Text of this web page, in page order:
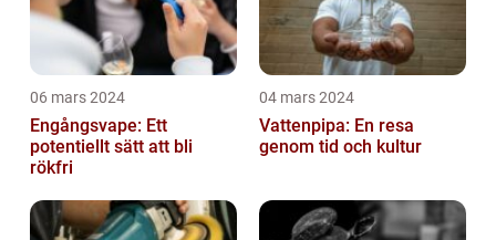
06 mars 2024
Engångsvape: Ett
potentiellt sätt att bli
rökfri
04 mars 2024
Vattenpipa: En resa
genom tid och kultur